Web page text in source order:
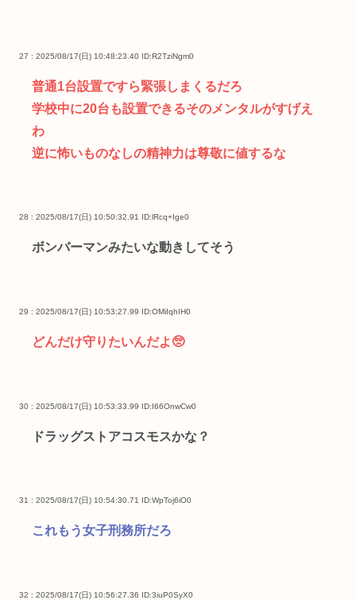
27 : 2025/08/17(日) 10:48:23.40 ID:R2TziNgm0
普通1台設置ですら緊張しまくるだろ
学校中に20台も設置できるそのメンタルがすげえ
わ
逆に怖いものなしの精神力は尊敬に値するな
28 : 2025/08/17(日) 10:50:32.91 ID:lRcq+Ige0
ボンバーマンみたいな動きしてそう
29 : 2025/08/17(日) 10:53:27.99 ID:OMiIqhIH0
どんだけ守りたいんだよ🥺
30 : 2025/08/17(日) 10:53:33.99 ID:I66OnwCw0
ドラッグストアコスモスかな？
31 : 2025/08/17(日) 10:54:30.71 ID:WpToj6iO0
これもう女子刑務所だろ
32 : 2025/08/17(日) 10:56:27.36 ID:3iuP0SyX0